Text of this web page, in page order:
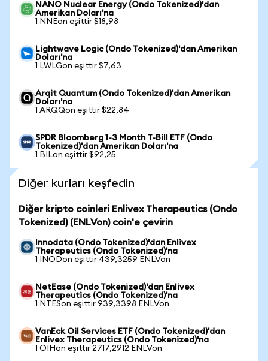
NANO Nuclear Energy (Ondo Tokenized)'dan
Amerikan Doları'na
1 NNEon eşittir $18,98
Lightwave Logic (Ondo Tokenized)'dan Amerikan
Doları'na
1 LWLGon eşittir $7,63
Arqit Quantum (Ondo Tokenized)'dan Amerikan
Doları'na
1 ARQQon eşittir $22,84
SPDR Bloomberg 1-3 Month T-Bill ETF (Ondo
Tokenized)'dan Amerikan Doları'na
1 BILon eşittir $92,25
Diğer kurları keşfedin
Diğer kripto coinleri Enlivex Therapeutics (Ondo
Tokenized) (ENLVon) coin'e çevirin
Innodata (Ondo Tokenized)'dan Enlivex
Therapeutics (Ondo Tokenized)'na
1 INODon eşittir 439,3259 ENLVon
NetEase (Ondo Tokenized)'dan Enlivex
Therapeutics (Ondo Tokenized)'na
1 NTESon eşittir 939,3398 ENLVon
VanEck Oil Services ETF (Ondo Tokenized)'dan
Enlivex Therapeutics (Ondo Tokenized)'na
1 OIHon eşittir 2717,2912 ENLVon